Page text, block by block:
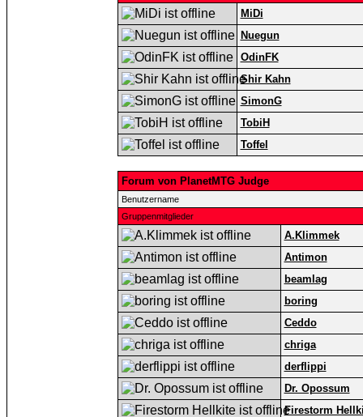
MiDi
Nuegun
OdinFK
Shir Kahn
SimonG
TobiH
Toffel
Forum von PlanetMTG Judge
Benutzername
Gruppenmitglieder
A.Klimmek
Antimon
beamlag
boring
Ceddo
chriga
derflippi
Dr. Opossum
Firestorm